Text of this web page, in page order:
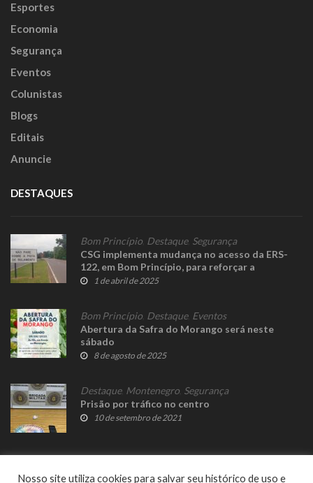
Esportes
Economia
Segurança
Eventos
Colunistas
Blogs
Editais
Anuncie
DESTAQUES
Bom Princípio Destaque, Segurança
CSG implementa mudança no acesso da ERS-
122, em Bom Princípio, para reforçar a
segurança viária
1 de abril de 2025
Bom Princípio Destaque, Eventos
Abertura da Safra do Morango será neste
sábado
8 de agosto de 2025
Destaque, Montenegro Segurança
Prisão por tráfico no centro
10 de setembro de 2021
Nosso site utiliza cookies para salvar seu histórico de uso e